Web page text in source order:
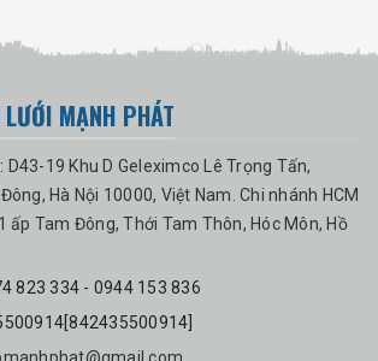
MẠNH PHÁT
D43-19 Khu D Geleximco Lê Trọng Tấn,
Hà Nội 10000, Việt Nam. Chi nhánh HCM
ấp Tam Đông, Thới Tam Thôn, Hóc Môn, Hồ
823 334 - 0944 153 836